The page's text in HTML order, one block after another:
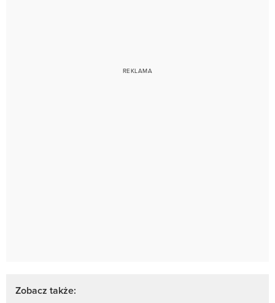
Zobacz także: